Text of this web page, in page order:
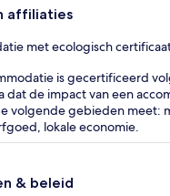
affiliaties
met ecologisch
is gecertificeerd
dat de impact van een
volgende gebieden meet:
lokale economie.
& beleid